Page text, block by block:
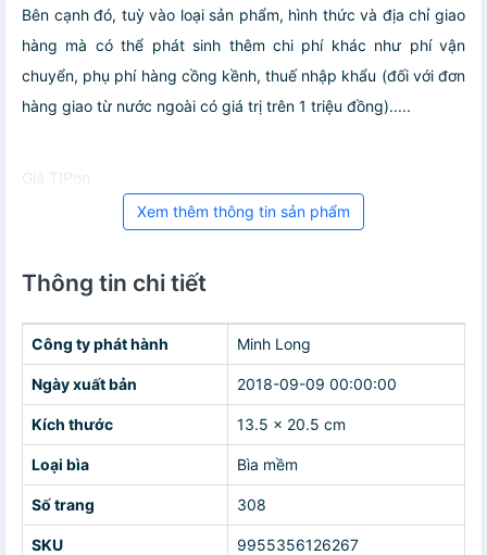
Bên cạnh đó, tuỳ vào loại sản phẩm, hình thức và địa chỉ giao
hàng mà có thể phát sinh thêm chi phí khác như phí vận
chuyển, phụ phí hàng cồng kềnh, thuế nhập khẩu (đối với đơn
hàng giao từ nước ngoài có giá trị trên 1 triệu đồng).....
Giá TIPon
Xem thêm thông tin sản phẩm
Thông tin chi tiết
Công ty phát hành Minh Long
Ngày xuất bản 2018-09-09 00:00:00
Kích thước 13.5 x 20.5 cm
Loại bìa Bìa mềm
Số trang 308
SKU 9955356126267